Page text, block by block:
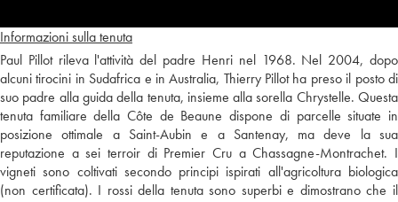
Informazioni sulla tenuta
Paul Pillot rileva l'attività del padre Henri nel 1968. Nel 2004, dopo
alcuni tirocini in Sudafrica e in Australia, Thierry Pillot ha preso il posto di
suo padre alla guida della tenuta, insieme alla sorella Chrystelle. Questa
tenuta familiare della Côte de Beaune dispone di parcelle situate in
posizione ottimale a Saint-Aubin e a Santenay, ma deve la sua
reputazione a sei terroir di Premier Cru a Chassagne-Montrachet. I
vigneti sono coltivati secondo principi ispirati all'agricoltura biologica
(non certificata). I rossi della tenuta sono superbi e dimostrano che il